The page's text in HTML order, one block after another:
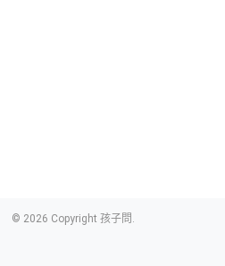
© 2026 Copyright 孩子問.